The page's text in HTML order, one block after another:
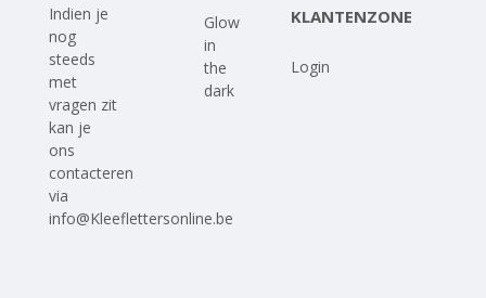
Indien je
nog
steeds
met
vragen zit
kan je
ons
contacteren
via
info@Kleeflettersonline.be
Glow
in
the
dark
KLANTENZONE
Login